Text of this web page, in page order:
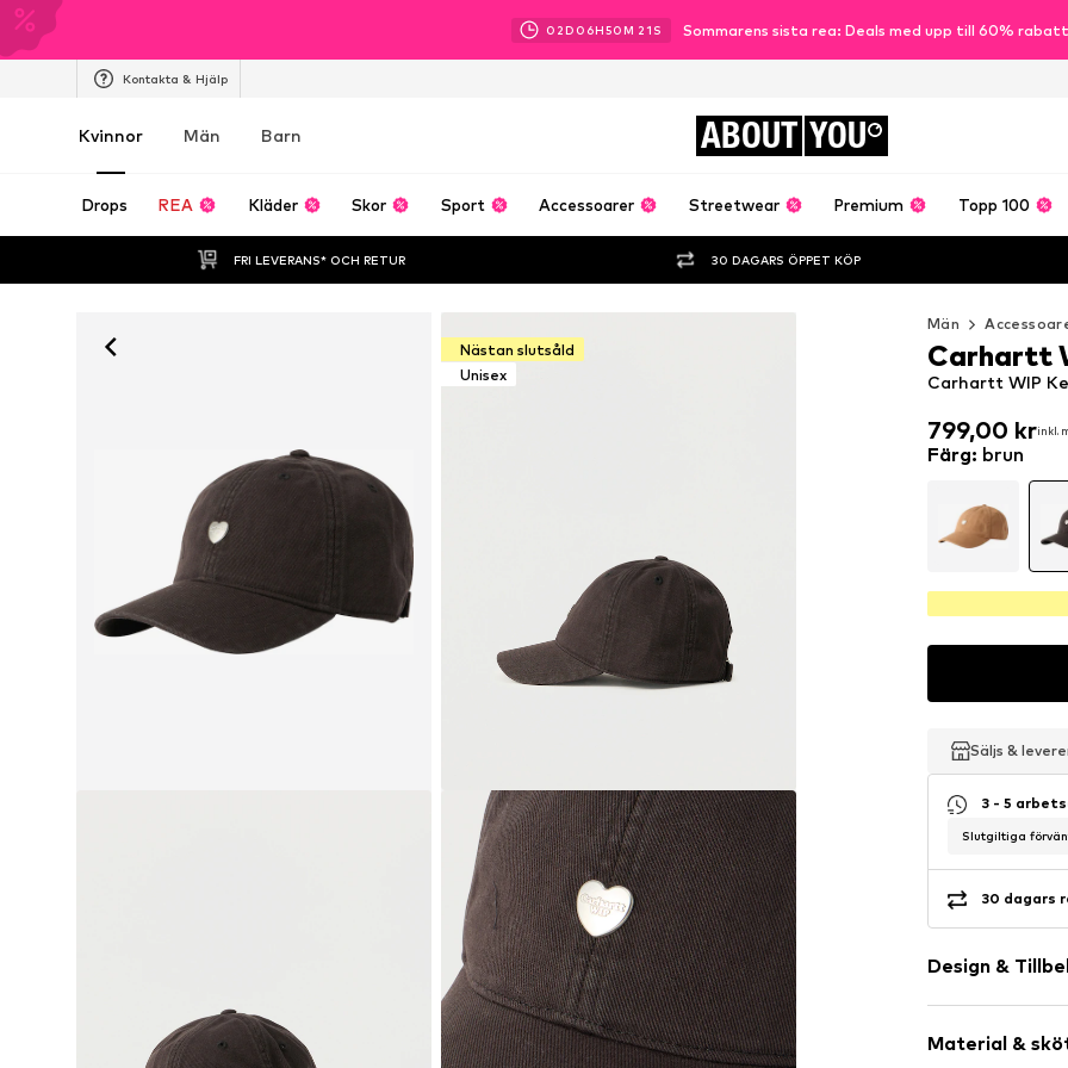
02D 06H50M 19 S Sommarens sista rea: Deals med upp till 60% rabatt
Kontakta & Hjälp
Kvinnor Män Barn ABOUT YOU
Drops REA Kläder Skor Sport Accessoarer Streetwear Premium Topp 100
FRI LEVERANS* OCH RETUR 30 DAGARS ÖPPET KÖP
Nästan slutsåld
Unisex
Män
799,00 krinkl.
799,00 krinkl.
799,00 kr
Carhartt WIP
Carhartt
Färg: brun
Säljs &
Säljs &
Säljs &
3 - 5
Slutgiltiga
30 dagars
Design &
Vadderad
Material &